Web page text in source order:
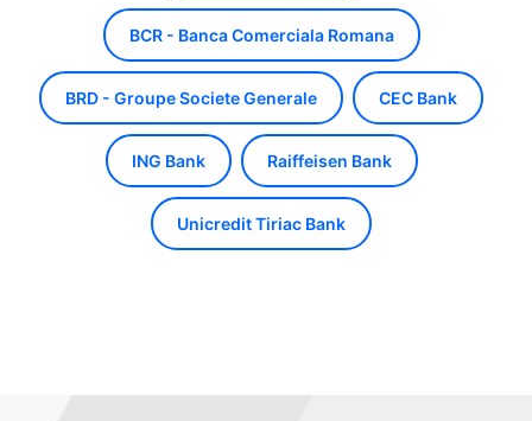
BCR - Banca Comerciala Romana
BRD - Groupe Societe Generale CEC Bank
ING Bank Raiffeisen Bank
Unicredit Tiriac Bank